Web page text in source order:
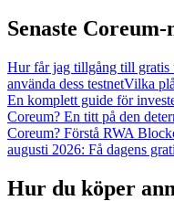
Vinn priser och
Belöningscenter
Logga inBli Medlem
Senaste
Hur får jag tillgång till gratis
använda dess testnetVilka
En komplett guide för
Coreum? En titt på den
Coreum? Förstå RWA
augusti 2026: Få dagens
Hur du köper